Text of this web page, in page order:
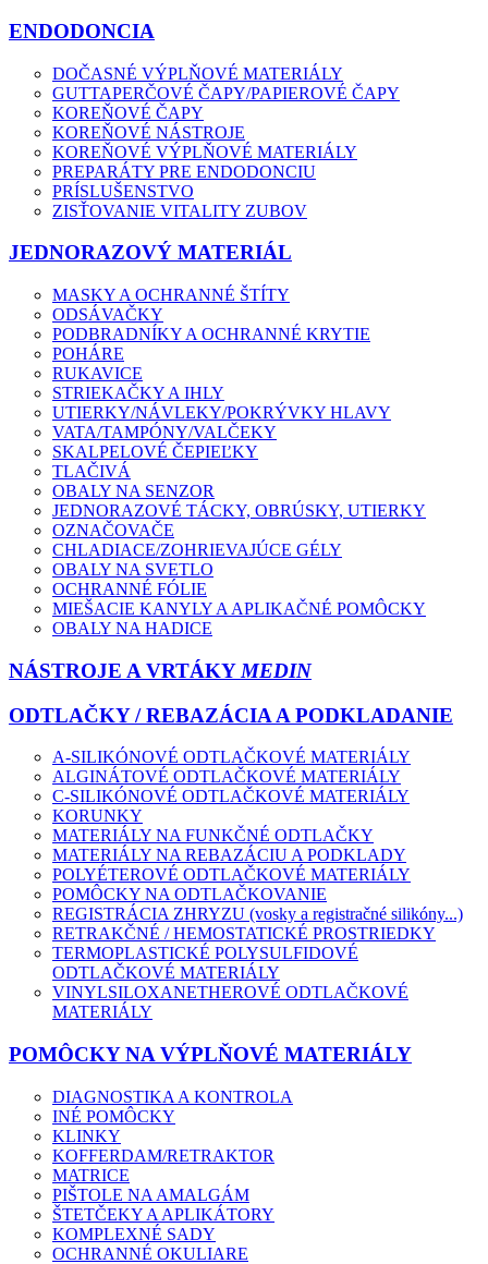
ENDODONCIA
DOČASNÉ VÝPLŇOVÉ MATERIÁLY
GUTTAPERČOVÉ ČAPY/PAPIEROVÉ ČAPY
KOREŇOVÉ ČAPY
KOREŇOVÉ NÁSTROJE
KOREŇOVÉ VÝPLŇOVÉ MATERIÁLY
PREPARÁTY PRE ENDODONCIU
PRÍSLUŠENSTVO
ZISŤOVANIE VITALITY ZUBOV
JEDNORAZOVÝ MATERIÁL
MASKY A OCHRANNÉ ŠTÍTY
ODSÁVAČKY
PODBRADNÍKY A OCHRANNÉ KRYTIE
POHÁRE
RUKAVICE
STRIEKAČKY A IHLY
UTIERKY/NÁVLEKY/POKRÝVKY HLAVY
VATA/TAMPÓNY/VALČEKY
SKALPELOVÉ ČEPIEĽKY
TLAČIVÁ
OBALY NA SENZOR
JEDNORAZOVÉ TÁCKY, OBRÚSKY, UTIERKY
OZNAČOVAČE
CHLADIACE/ZOHRIEVAJÚCE GÉLY
OBALY NA SVETLO
OCHRANNÉ FÓLIE
MIEŠACIE KANYLY A APLIKAČNÉ POMÔCKY
OBALY NA HADICE
NÁSTROJE A VRTÁKY MEDIN
ODTLAČKY / REBAZÁCIA A PODKLADANIE
A-SILIKÓNOVÉ ODTLAČKOVÉ MATERIÁLY
ALGINÁTOVÉ ODTLAČKOVÉ MATERIÁLY
C-SILIKÓNOVÉ ODTLAČKOVÉ MATERIÁLY
KORUNKY
MATERIÁLY NA FUNKČNÉ ODTLAČKY
MATERIÁLY NA REBAZÁCIU A PODKLADY
POLYÉTEROVÉ ODTLAČKOVÉ MATERIÁLY
POMÔCKY NA ODTLAČKOVANIE
REGISTRÁCIA ZHRYZU (vosky a registračné silikóny...)
RETRAKČNÉ / HEMOSTATICKÉ PROSTRIEDKY
TERMOPLASTICKÉ POLYSULFIDOVÉ
ODTLAČKOVÉ MATERIÁLY
VINYLSILOXANETHEROVÉ ODTLAČKOVÉ
MATERIÁLY
POMÔCKY NA VÝPLŇOVÉ MATERIÁLY
DIAGNOSTIKA A KONTROLA
INÉ POMÔCKY
KLINKY
KOFFERDAM/RETRAKTOR
MATRICE
PIŠTOLE NA AMALGÁM
ŠTETČEKY A APLIKÁTORY
KOMPLEXNÉ SADY
OCHRANNÉ OKULIARE